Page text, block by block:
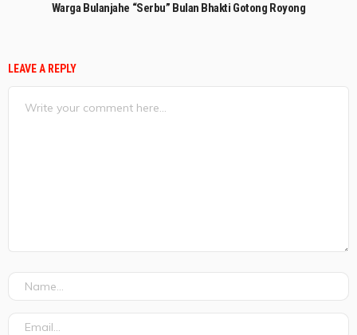
Warga Bulanjahe “Serbu” Bulan Bhakti Gotong Royong
LEAVE A REPLY